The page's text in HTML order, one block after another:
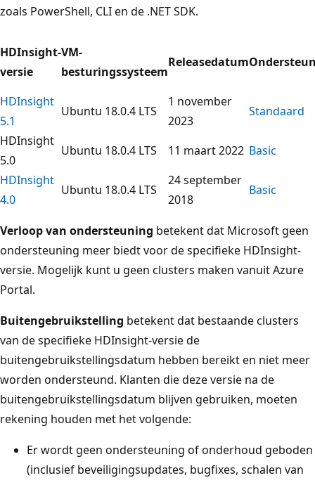
zoals PowerShell, CLI en de .NET SDK.
HDInsight-
versie
VM-
besturingssysteem
Releasedatum
HDInsight
5.1
Ubuntu 18.0.4 LTS
1 november
2023
Standaard
HDInsight
5.0
Ubuntu 18.0.4 LTS 11 maart 2022 Basic
HDInsight
4.0
Ubuntu 18.0.4 LTS
24 september
2018
Basic
Verloop van ondersteuning betekent dat Microsoft geen
ondersteuning meer biedt voor de specifieke HDInsight-
versie. Mogelijk kunt u geen clusters maken vanuit Azure
Portal.
Buitengebruikstelling betekent dat bestaande clusters
van de specifieke HDInsight-versie de
buitengebruikstellingsdatum hebben bereikt en niet meer
worden ondersteund. Klanten die deze versie na de
buitengebruikstellingsdatum blijven gebruiken, moeten
rekening houden met het volgende:
Er wordt geen ondersteuning of onderhoud geboden
(inclusief beveiligingsupdates, bugfixes, schalen van